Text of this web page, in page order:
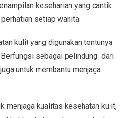
keseharian yang cantik
setiap wanita.
kulit yang digunakan tentunya
sebagai pelindung dari
untuk membantu menjaga
menjaga kualitas kesehatan kulit,